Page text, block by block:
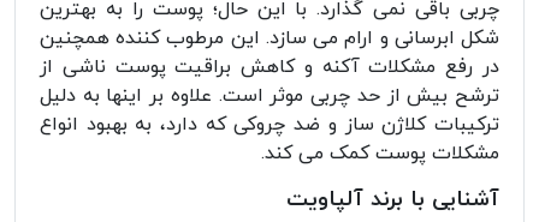
چربی باقی نمی گذارد. با این حال؛ پوست را به بهترین
شکل ابرسانی و ارام می سازد. این مرطوب کننده همچنین
در رفع مشکلات آکنه و کاهش براقیت پوست ناشی از
ترشح بیش از حد چربی موثر است. علاوه بر اینها به دلیل
ترکیبات کلاژن ساز و ضد چروکی که دارد، به بهبود انواع
مشکلات پوست کمک می کند.
آشنایی با برند آلپاویت